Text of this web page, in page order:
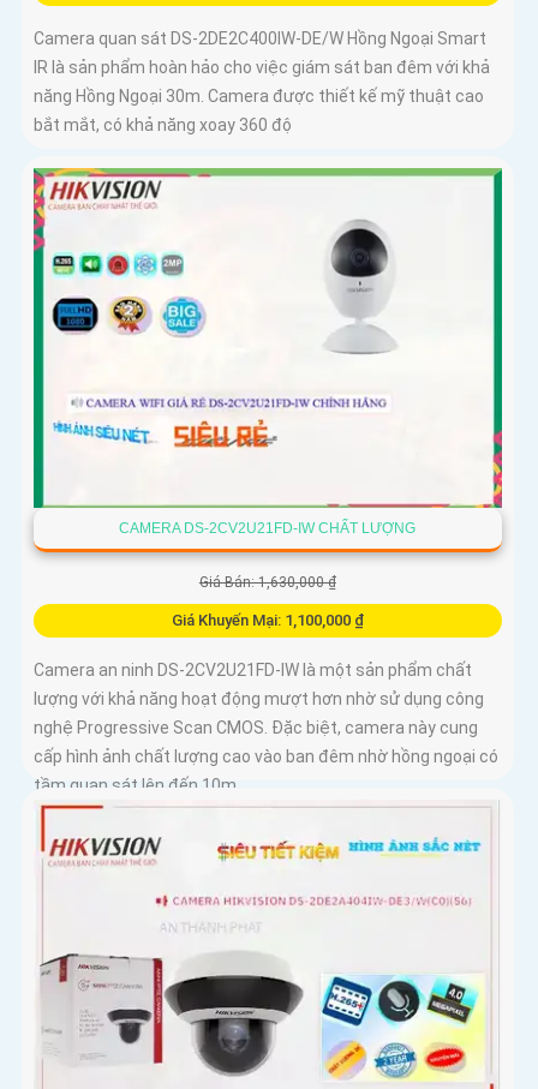
Camera quan sát DS-2DE2C400IW-DE/W Hồng Ngoại Smart
IR là sản phẩm hoàn hảo cho việc giám sát ban đêm với khả
năng Hồng Ngoại 30m. Camera được thiết kế mỹ thuật cao
bắt mắt, có khả năng xoay 360 độ
CAMERA DS-2CV2U21FD-IW CHẤT LƯỢNG
Giá Bán: 1,630,000 ₫
Giá Khuyến Mại: 1,100,000 ₫
Camera an ninh DS-2CV2U21FD-IW là một sản phẩm chất
lượng với khả năng hoạt động mượt hơn nhờ sử dụng công
nghệ Progressive Scan CMOS. Đặc biệt, camera này cung
cấp hình ảnh chất lượng cao vào ban đêm nhờ hồng ngoại có
tầm quan sát lên đến 10m